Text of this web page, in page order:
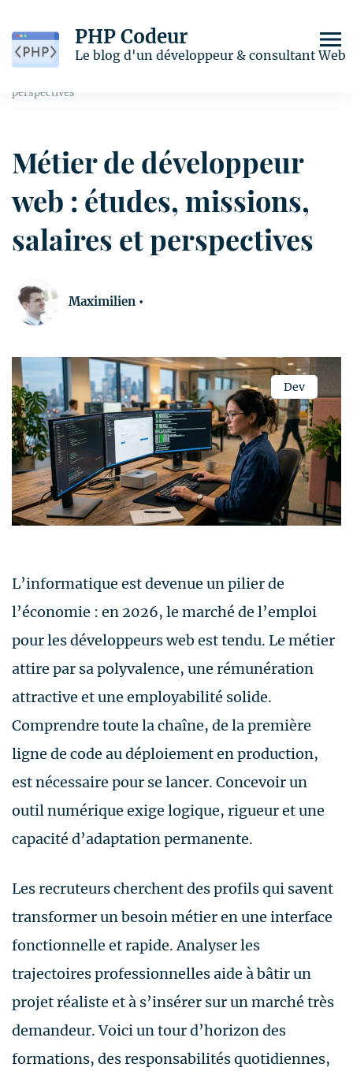
PHP Codeur
Le blog d'un développeur & consultant Web
Home Dev
Métier de développeur web : études, missions, salaires et
perspectives
Métier de développeur
web : études, missions,
salaires et perspectives
Dev
L’informatique est devenue un pilier de
l’économie : en 2026, le marché de l’emploi
pour les développeurs web est tendu. Le métier
attire par sa polyvalence, une rémunération
attractive et une employabilité solide.
Comprendre toute la chaîne, de la première
ligne de code au déploiement en production,
est nécessaire pour se lancer. Concevoir un
outil numérique exige logique, rigueur et une
capacité d’adaptation permanente.
Les recruteurs cherchent des profils qui savent
transformer un besoin métier en une interface
fonctionnelle et rapide. Analyser les
trajectoires professionnelles aide à bâtir un
projet réaliste et à s’insérer sur un marché très
demandeur. Voici un tour d’horizon des
formations, des responsabilités quotidiennes,